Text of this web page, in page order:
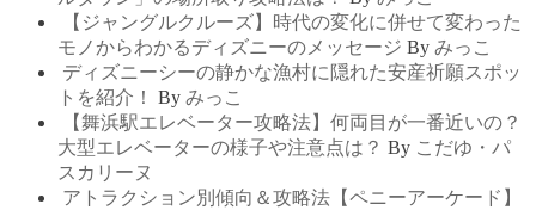
【ジャングルクルーズ】時代の変化に併せて変わった
モノからわかるディズニーのメッセージ By みっこ
ディズニーシーの静かな漁村に隠れた安産祈願スポッ
トを紹介！
By みっこ
【舞浜駅エレベーター攻略法】何両目が一番近いの？
大型エレベーターの様子や注意点は？ By こだゆ・パ
スカリーヌ
アトラクション別傾向＆攻略法【ペニーアーケード】